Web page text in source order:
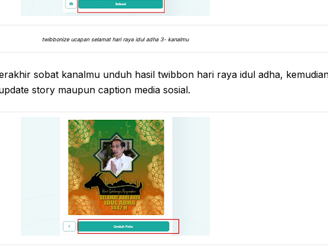
twibbonize ucapan selamat hari raya idul adha 3- kanalmu
sobat kanalmu unduh hasil twibbon hari raya idul adha,
story maupun caption media sosial.